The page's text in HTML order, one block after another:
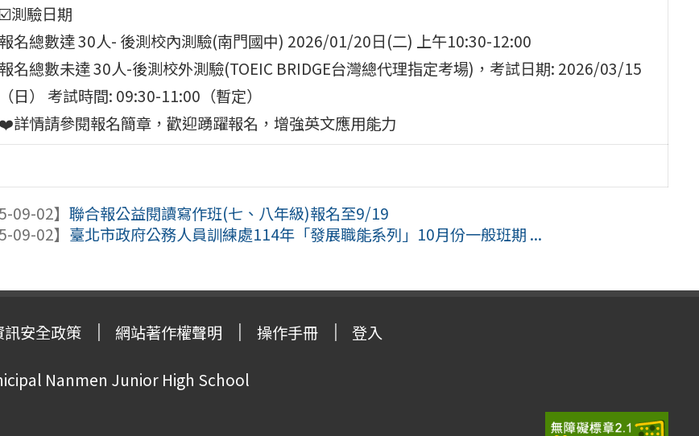
☑️測驗⽇期
報名總數達 30⼈- 後測校內測驗(南⾨國中) 2026/01/20⽇(二) 上午10:30-12:00
報名總數未達 30⼈-後測校外測驗(TOEIC BRIDGE台灣總代理指定考場)，考試⽇期: 2026/03/15
（日） 考試時間: 09:30-11:00（暫定）
❤️詳情請參閱報名簡章，歡迎踴躍報名，增強英文應用能力
09-02】聯合報公益閱讀寫作班(七、八年級)報名至9/19
09-02】 臺北市政府公務人員訓練處114年「發展職能系列」10月份一般班期 ...
安全政策 網站著作權聲明 操作手冊 登入
Nanmen Junior High School